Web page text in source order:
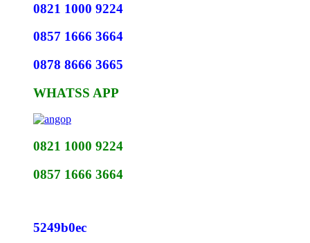
0821 1000 9224
0857 1666 3664
0878 8666 3665
WHATSS APP
0821 1000 9224
0857 1666 3664
5249b0ec